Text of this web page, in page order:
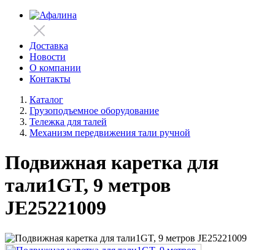
Доставка
Новости
О компании
Контакты
Каталог
Грузоподъемное оборудование
Тележка для талей
Механизм передвижения тали ручной
Подвижная каретка для
тали1GT, 9 метров
JE25221009